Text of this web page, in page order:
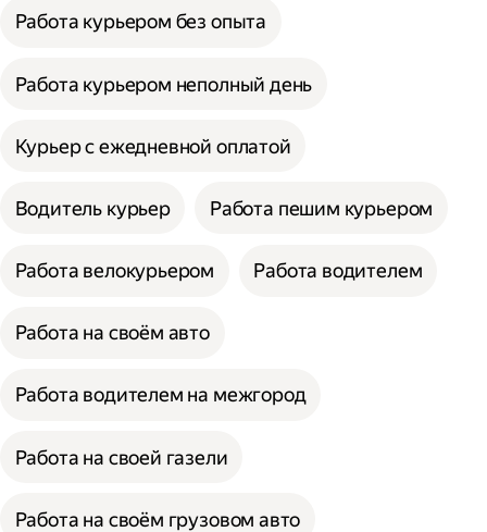
Работа курьером без опыта
Работа курьером неполный день
Курьер с ежедневной оплатой
Водитель курьер Работа пешим курьером
Работа велокурьером Работа водителем
Работа на своём авто
Работа водителем на межгород
Работа на своей газели
Работа на своём грузовом авто